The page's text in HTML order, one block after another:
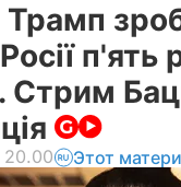
п'ять
Стрим
20.00 Этот